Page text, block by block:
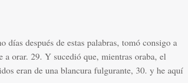
después de estas palabras, tomó consigo a
orar. 29. Y sucedió que, mientras oraba, el
eran de una blancura fulgurante, 30. y he aquí